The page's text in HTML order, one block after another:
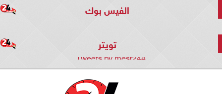
الفيس بوك
تويتر
Tweets by mesr244